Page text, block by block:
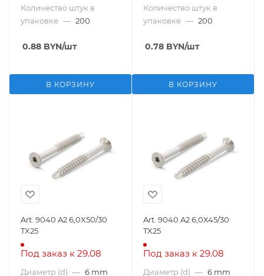
Количество штук в
упаковке — 200
0.88 BYN/шт
В КОРЗИНУ
Количество штук в
упаковке — 200
0.78 BYN/шт
В КОРЗИНУ
Art. 9040 A2 6,0X50/30
TX25
Под заказ к 29.08
Диаметр (d) — 6 mm
Art. 9040 A2 6,0X45/30
TX25
Под заказ к 29.08
Диаметр (d) — 6 mm